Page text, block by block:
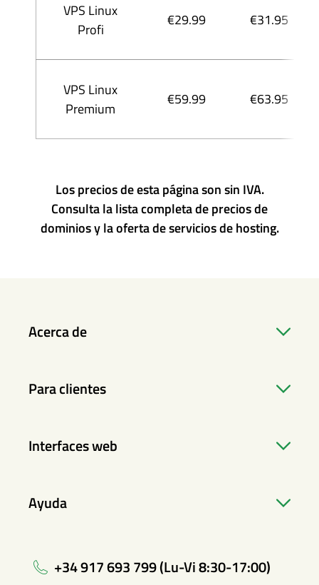
VPS Linux
Profi
€29.99 €31.95
VPS Linux
Premium
€59.99 €63.95
Los precios de esta página son sin IVA.
Consulta la lista completa de precios de
dominios y la oferta de servicios de hosting.
Acerca de
Para clientes
Interfaces web
Ayuda
+34 917 693 799 (Lu-Vi 8:30-17:00)